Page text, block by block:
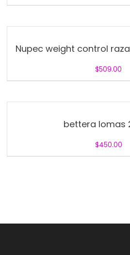
Nupec weight control
$509.00
bettera lomas
$450.00